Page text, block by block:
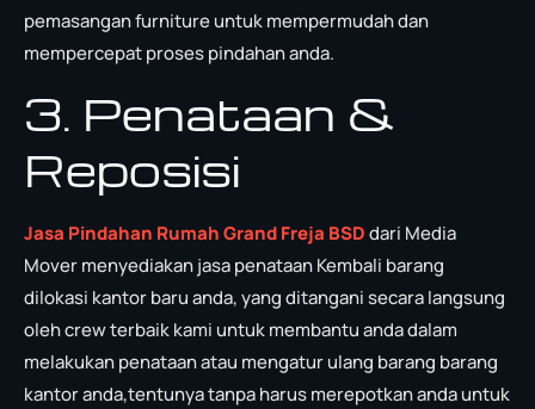
pemasangan furniture untuk mempermudah dan
mempercepat proses pindahan anda.
3. Penataan &
Reposisi
Jasa Pindahan Rumah Grand Freja BSDdari Media
Mover menyediakan jasa penataan Kembali barang
dilokasi kantor baru anda, yang ditangani secara langsung
oleh crew terbaik kami untuk membantu anda dalam
melakukan penataan atau mengatur ulang barang barang
kantor anda,tentunya tanpa harus merepotkan anda untuk